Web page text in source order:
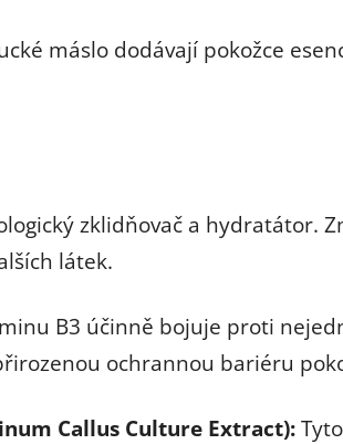
máslo dodávají pokožce
zklidňovač a hydratátor.
látek.
B3 účinně bojuje proti
ochrannou bariéru
Callus Culture Extract):